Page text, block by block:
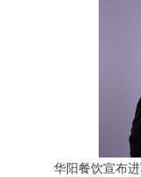
华阳餐饮宣布